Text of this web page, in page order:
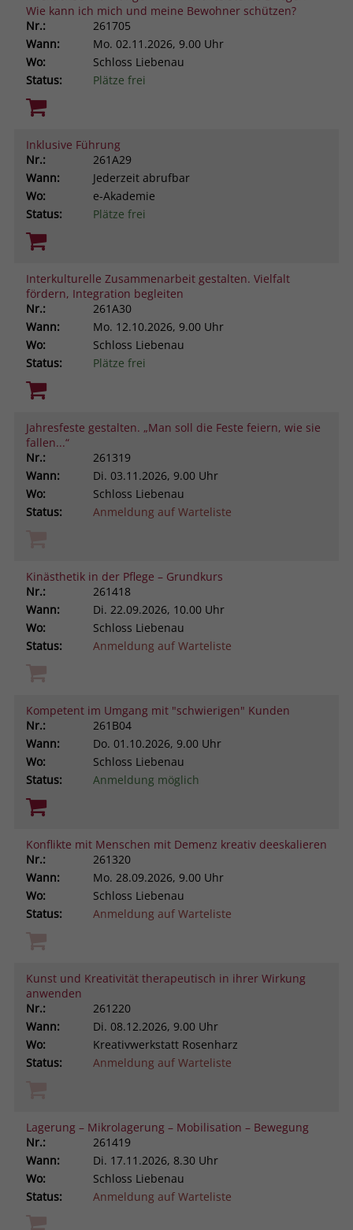
Wie kann ich mich und meine Bewohner schützen?
Nr.:
261705
Wann:
Mo. 02.11.2026, 9.00 Uhr
Wo:
Schloss Liebenau
Status:
Plätze frei
Inklusive Führung
Nr.:
261A29
Wann:
Jederzeit abrufbar
Wo:
e-Akademie
Status:
Plätze frei
Interkulturelle Zusammenarbeit gestalten. Vielfalt
fördern, Integration begleiten
Nr.:
261A30
Wann:
Mo. 12.10.2026, 9.00 Uhr
Wo:
Schloss Liebenau
Status:
Plätze frei
Jahresfeste gestalten. „Man soll die Feste feiern, wie sie
fallen...“
Nr.:
261319
Wann:
Di. 03.11.2026, 9.00 Uhr
Wo:
Schloss Liebenau
Status:
Anmeldung auf Warteliste
Kinästhetik in der Pflege – Grundkurs
Nr.:
261418
Wann:
Di. 22.09.2026, 10.00 Uhr
Wo:
Schloss Liebenau
Status:
Anmeldung auf Warteliste
Kompetent im Umgang mit "schwierigen" Kunden
Nr.:
261B04
Wann:
Do. 01.10.2026, 9.00 Uhr
Wo:
Schloss Liebenau
Status:
Anmeldung möglich
Konflikte mit Menschen mit Demenz kreativ deeskalieren
Nr.:
261320
Wann:
Mo. 28.09.2026, 9.00 Uhr
Wo:
Schloss Liebenau
Status:
Anmeldung auf Warteliste
Kunst und Kreativität therapeutisch in ihrer Wirkung
anwenden
Nr.:
261220
Wann:
Di. 08.12.2026, 9.00 Uhr
Wo:
Kreativwerkstatt Rosenharz
Status:
Anmeldung auf Warteliste
Lagerung – Mikrolagerung – Mobilisation – Bewegung
Nr.:
261419
Wann:
Di. 17.11.2026, 8.30 Uhr
Wo:
Schloss Liebenau
Status:
Anmeldung auf Warteliste